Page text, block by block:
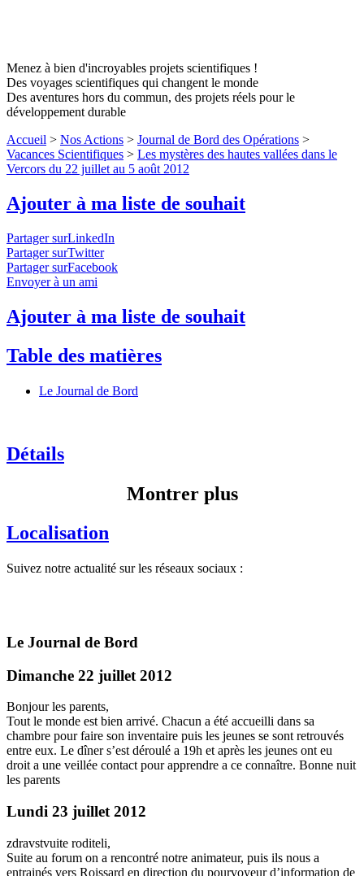
Menez à bien d'incroyables projets scientifiques !
Des voyages scientifiques qui changent le monde
Des aventures hors du commun, des projets réels pour le
développement durable
Accueil > Nos Actions > Journal de Bord des Opérations >
Vacances Scientifiques > Les mystères des hautes vallées dans le
Vercors du 22 juillet au 5 août 2012
Ajouter à ma liste de souhait
Partager surLinkedIn
Partager surTwitter
Partager surFacebook
Envoyer à un ami
Ajouter à ma liste de souhait
Table des matières
Le Journal de Bord
Détails
Montrer plus
Localisation
Suivez notre actualité sur les réseaux sociaux :
Le Journal de Bord
Dimanche 22 juillet 2012
Bonjour les parents,
Tout le monde est bien arrivé. Chacun a été accueilli dans sa
chambre pour faire son inventaire puis les jeunes se sont retrouvés
entre eux. Le dîner s’est déroulé a 19h et après les jeunes ont eu
droit a une veillée contact pour apprendre a ce connaître. Bonne nuit
les parents
Lundi 23 juillet 2012
zdravstvuite roditeli,
Suite au forum on a rencontré notre animateur, puis ils nous a
entrainés vers Roissard en direction du pourvoyeur d’information de